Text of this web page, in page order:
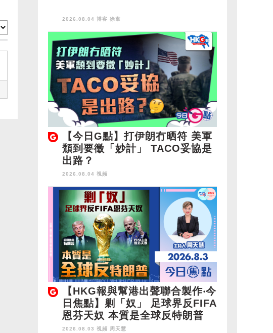
2026.08.04 博客 徐韋
【今日G點】打伊朗冇晒符 美軍
頹到要徵「妙計」 TACO妥協是
出路？
2026.08.04 視頻
【HKG報與幫港出聲聯合製作‧今
日焦點】剿「奴」 足球界反FIFA
恩芬天奴 本質是全球反特朗普
2026.08.03 視頻 周天慧